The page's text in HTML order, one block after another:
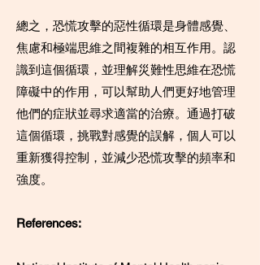
總之，恐慌攻擊的惡性循環是身體感覺、
焦慮和極端思維之間複雜的相互作用。認
識到這個循環，並理解災難性思維在恐慌
障礙中的作用，可以幫助人們更好地管理
他們的症狀並尋求適當的治療。通過打破
這個循環，挑戰對感覺的誤解，個人可以
重新獲得控制，並減少恐慌攻擊的頻率和
強度。
References: